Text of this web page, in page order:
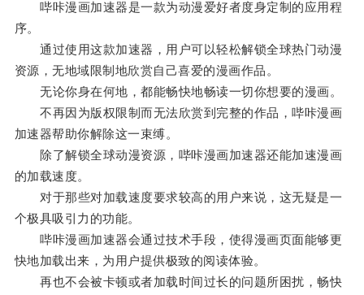
哔咔漫画加速器是一款为动漫爱好者度身定制的应用程
序。
通过使用这款加速器，用户可以轻松解锁全球热门动漫
资源，无地域限制地欣赏自己喜爱的漫画作品。
无论你身在何地，都能畅快地畅读一切你想要的漫画。
不再因为版权限制而无法欣赏到完整的作品，哔咔漫画
加速器帮助你解除这一束缚。
除了解锁全球动漫资源，哔咔漫画加速器还能加速漫画
的加载速度。
对于那些对加载速度要求较高的用户来说，这无疑是一
个极具吸引力的功能。
哔咔漫画加速器会通过技术手段，使得漫画页面能够更
快地加载出来，为用户提供极致的阅读体验。
再也不会被卡顿或者加载时间过长的问题所困扰，畅快